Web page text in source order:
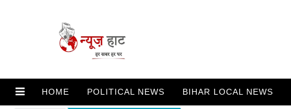
HOME POLITICAL NEWS BIHAR LOCAL NEWS